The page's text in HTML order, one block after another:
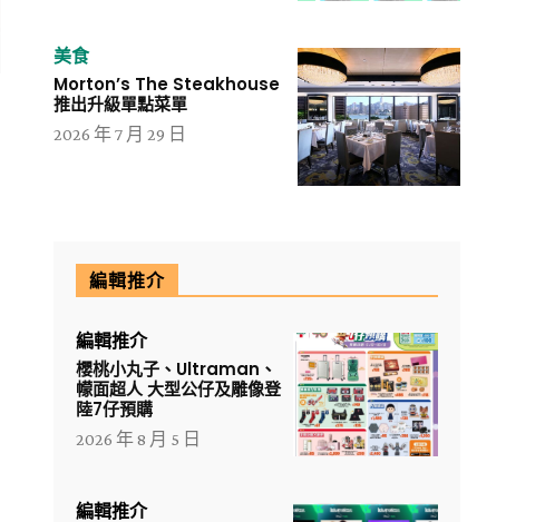
美食
Morton’s The Steakhouse
推出升級單點菜單
2026 年 7 月 29 日
編輯推介
編輯推介
櫻桃小丸子、Ultraman、
幪面超人 大型公仔及雕像登
陸7仔預購
2026 年 8 月 5 日
編輯推介